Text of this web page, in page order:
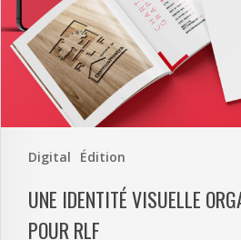
Digital Édition
RLF
UNE IDENTITÉ VISUELLE
POUR RLF